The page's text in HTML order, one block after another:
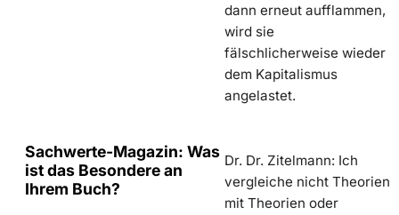
dann erneut aufflammen,
wird sie
fälschlicherweise wieder
dem Kapitalismus
angelastet.
Sachwerte-Magazin: Was
ist das Besondere an
Ihrem Buch?
Dr. Dr. Zitelmann: Ich
vergleiche nicht Theorien
mit Theorien oder